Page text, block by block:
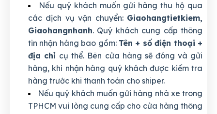
Nếu quý khách muốn gửi hàng thu hộ qua
các dịch vụ vận chuyển: Giaohangtietkiem,
Giaohangnhanh. Quý khách cung cấp thông
tin nhận hàng bao gồm: Tên + số điện thoại +
địa chỉ cụ thể. Bên cửa hàng sẽ đóng và gửi
hàng, khi nhận hàng quý khách được kiểm tra
hàng trước khi thanh toán cho shiper.
Nếu quý khách muốn gửi hàng nhà xe trong
TPHCM vui lòng cung cấp cho cửa hàng thông